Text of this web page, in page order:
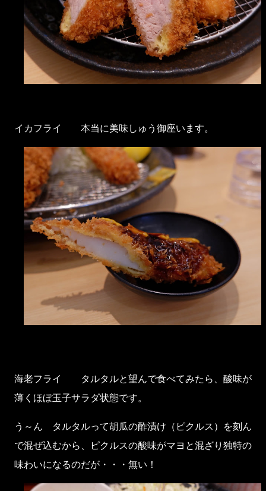
イカフライ 本当に美味しゅう御座います。
海老フライ タルタルと望んで食べてみたら、酸味が
薄くほぼ玉子サラダ状態です。
う～ん タルタルって胡瓜の酢漬け（ピクルス）を刻ん
で混ぜ込むから、ピクルスの酸味がマヨと混ざり独特の
味わいになるのだが・・・無い！